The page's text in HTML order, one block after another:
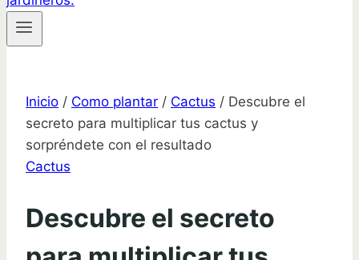
Inicio / Como plantar / Cactus / Descubre el
secreto para multiplicar tus cactus y
sorpréndete con el resultado
Cactus
Descubre el secreto